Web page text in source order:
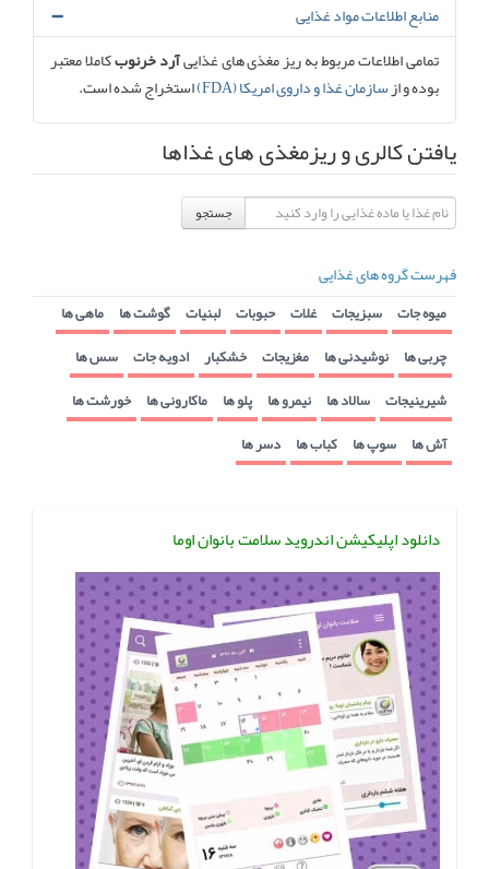
منابع اطلاعات مواد غذایی
تمامی اطلاعات مربوط به ریز مغذی های غذاییآرد خرنوبکاملا معتبر
بوده و ازسازمان غذا و داروی امریکا (FDA) استخراج شده است.
یافتن کالری و ریزمغذی های غذاها
جستجو
فهرست گروه های غذایی
میوه جات سبزیجات غلات حبوبات لبنیات گوشت ها ماهی ها
چربی ها نوشیدنی ها مغزیجات خشکبار ادویه جات سس ها
شیرینیجات سالاد ها نیمرو ها پلو ها ماکارونی ها خورشت ها
آش ها سوپ ها کباب ها دسر ها
دانلود اپلیکیشن اندروید سلامت بانوان اوما